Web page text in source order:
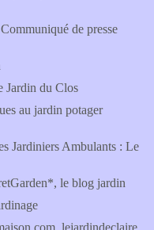
de presse
Jardin du Clos
au jardin potager
Jardiniers Ambulants : Le
le blog jardin
, lejardindeclaire